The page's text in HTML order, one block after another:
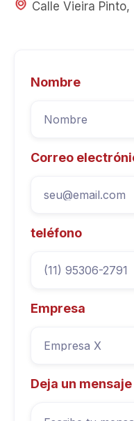
Calle Vieira
Nombre
Correo
teléfono
Empresa
Deja un mensaje